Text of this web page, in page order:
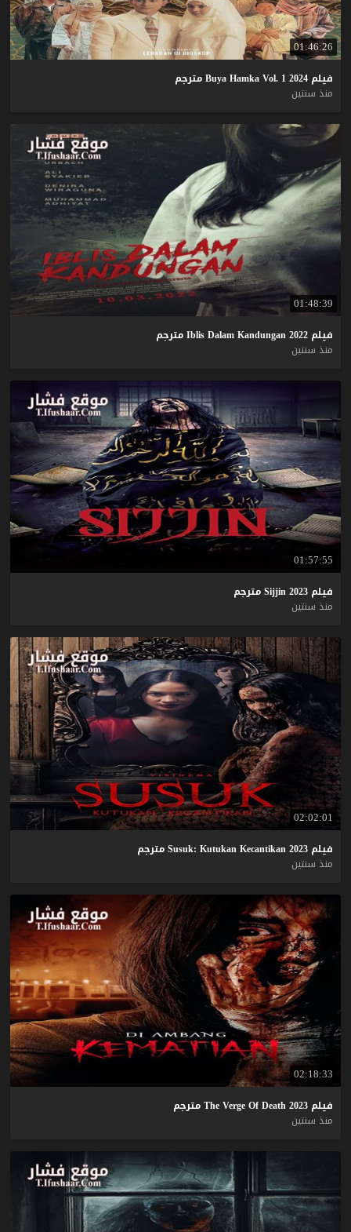
01:46:26
فيلم Buya Hamka Vol. 1 2024
مترجم
منذ سنتين
01:48:39
فيلم Iblis Dalam Kandungan 2022
مترجم
منذ سنتين
01:57:55
فيلم Sijjin 2023
مترجم
منذ سنتين
02:02:01
فيلم Susuk: Kutukan Kecantikan 2023
مترجم
منذ سنتين
02:18:33
فيلم The Verge Of Death 2023
مترجم
منذ سنتين